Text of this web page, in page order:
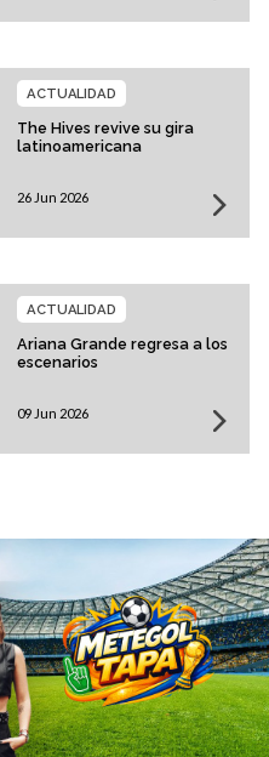
The Hives revive su gira
latinoamericana
ACTUALIDAD
26 Jun 2026
Ariana Grande regresa a los
escenarios
ACTUALIDAD
09 Jun 2026